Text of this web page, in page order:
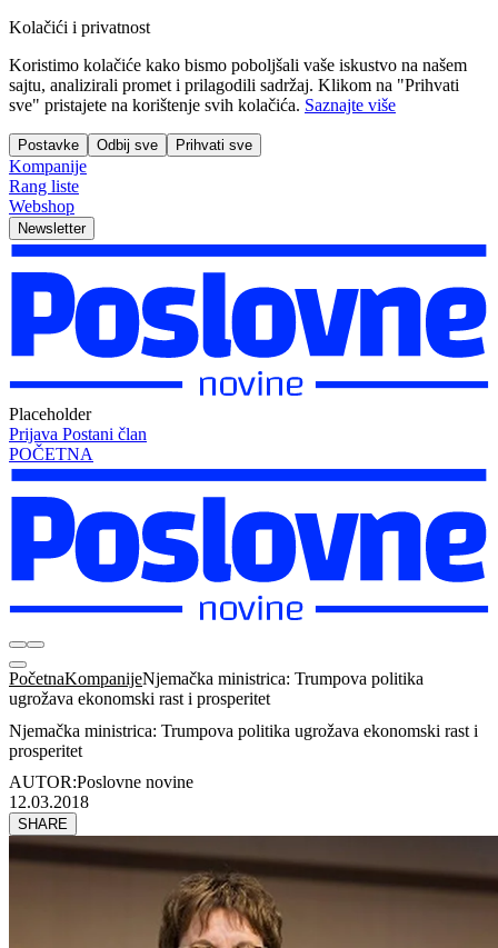
Kolačići i privatnost
Koristimo kolačiće kako bismo poboljšali vaše iskustvo na našem
sajtu, analizirali promet i prilagodili sadržaj. Klikom na "Prihvati
sve" pristajete na korištenje svih kolačića. Saznajte više
Postavke Odbij sve Prihvati sve
Kompanije
Rang liste
Webshop
Newsletter
Placeholder
Prijava Postani član
POČETNA
PočetnaKompanijeNjemačka ministrica: Trumpova politika
ugrožava ekonomski rast i prosperitet
Njemačka ministrica: Trumpova politika ugrožava ekonomski rast i
prosperitet
AUTOR:Poslovne novine
12.03.2018
SHARE